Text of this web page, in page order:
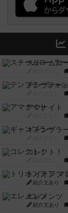
スチームロ
テンプテー
アマナイト
ギャンブラ
コレクト！
トリオンフ
紹介文あり
エレメンツ
紹介文あり